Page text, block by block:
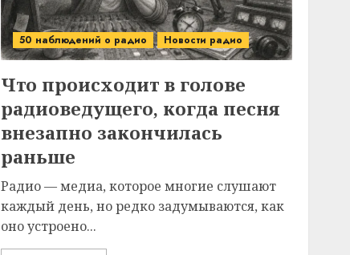
50 наблюдений о радио Новости радио
Что происходит в голове
радиоведущего, когда песня
внезапно закончилась
раньше
Радио — медиа, которое многие слушают
каждый день, но редко задумываются, как
оно устроено...